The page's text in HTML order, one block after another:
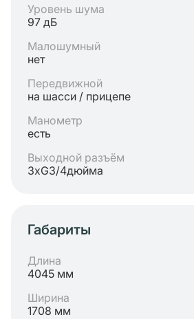
Уровень шума
97 дБ
Малошумный
нет
Передвижной
на шасси / прицепе
Манометр
есть
Выходной разъём
3хG3/4дюйма
Габариты
Длина
4045 мм
Ширина
1708 мм